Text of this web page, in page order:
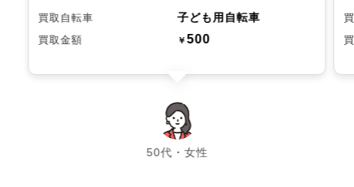
買取自転車 子ども用自転車
買取金額 ￥500
50代・女性
chevron_left chevron_right